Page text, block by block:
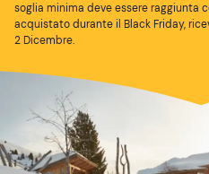
soglia minima deve essere raggiunta
acquistato durante il Black Friday,
2 Dicembre.